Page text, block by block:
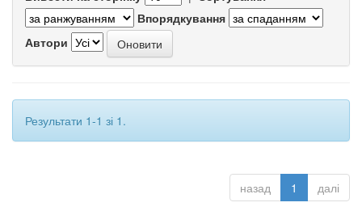
Впорядкування
Автори
Результати 1-1 зі 1.
назад 1 далі